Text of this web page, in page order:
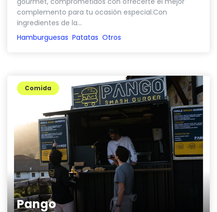
complemento para tu ocasión especial.Con
ingredientes de la...
Hamburguesas Patatas Otros
Pango
Comida